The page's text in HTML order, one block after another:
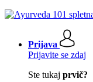
Prijava
Prijavite se zdaj
Ste tukaj prvič?